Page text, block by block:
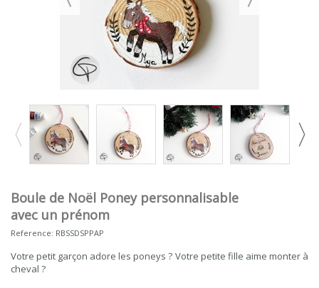
Boule de Noël Poney personnalisable
avec un prénom
Reference: RBSSDSPPAP
Votre petit garçon adore les poneys ? Votre petite fille aime monter à
cheval ?